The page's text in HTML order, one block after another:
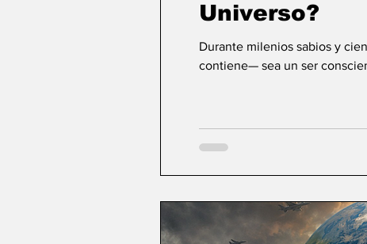
Universo?
Durante milenios sabios y
contiene— sea un ser